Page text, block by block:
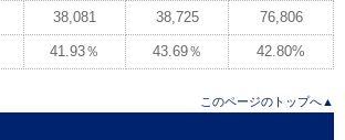
38,081 38,725 76,806
41.93％ 43.69％ 42.80%
このページのトップへ▲